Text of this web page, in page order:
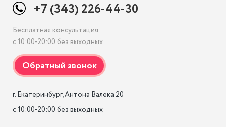
+7 (343) 226-44-30
Бесплатная консультация
с 10:00-20:00 без выходных
г. Екатеринбург, Антона Валека 20
с 10:00-20:00 без выходных